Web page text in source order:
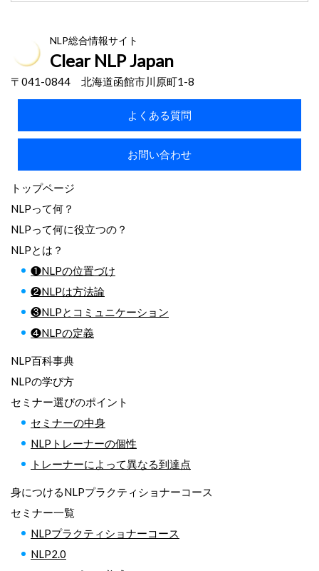
NLP総合情報サイト
Clear NLP Japan
〒041-0844 北海道函館市川原町1-8
よくある質問
お問い合わせ
トップページ
NLPって何？
NLPって何に役立つの？
NLPとは？
❶NLPの位置づけ
❷NLPは方法論
❸NLPとコミュニケーション
❹NLPの定義
NLP百科事典
NLPの学び方
セミナー選びのポイント
セミナーの中身
NLPトレーナーの個性
トレーナーによって異なる到達点
身につけるNLPプラクティショナーコース
セミナー一覧
NLPプラクティショナーコース
NLP2.0